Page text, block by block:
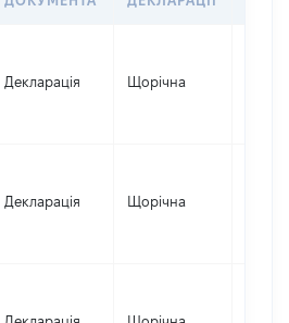
Декларація Щорічна
Декларація Щорічна